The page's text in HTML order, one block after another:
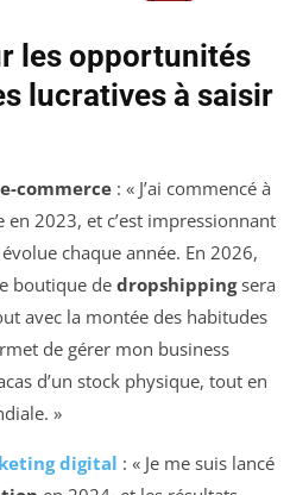
les opportunités
lucratives à saisir
commerce : « J’ai commencé à
2023, et c’est impressionnant
chaque année. En 2026,
boutique de dropshippingsera
avec la montée des habitudes
de gérer mon business
d’un stock physique, tout en
»
digital : « Je me suis lancé